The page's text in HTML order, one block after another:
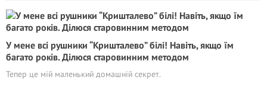
У мене всі рушники “Кришталево” білі! Навіть, якщо їм
багато років. Ділюся старовинним методом
Тепер це мій маленький домашній секрет.